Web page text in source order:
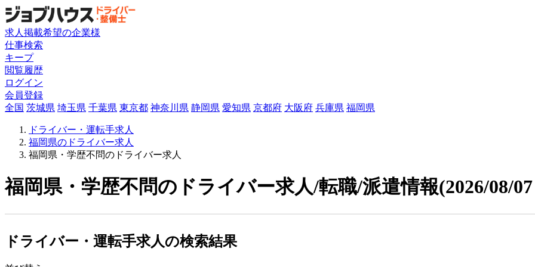
求人掲載希望の企業様
仕事検索
キープ
閲覧履歴
ログイン
会員登録
全国 茨城県 埼玉県 千葉県 東京都 神奈川県 静岡県 愛知県 京都府 大阪府 兵庫県 福岡県
ドライバー・運転手求人
福岡県のドライバー求人
福岡県・学歴不問のドライバー求人
福岡県・学歴不問のドライバー求人/転職/派遣情報(2026/08/
ドライバー・運転手求人の検索結果